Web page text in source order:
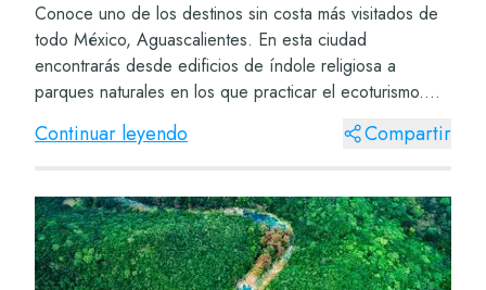
Conoce uno de los destinos sin costa más visitados de
todo México, Aguascalientes. En esta ciudad
encontrarás desde edificios de índole religiosa a
parques naturales en los que practicar el ecoturismo.
Jardín de San Marcos Este es considerado por muc...
Continuar leyendo Compartir